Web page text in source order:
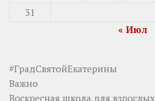
31
« Июл
#ГрадСвятойЕкатерины
Важно
Воскресная школа для взрослых